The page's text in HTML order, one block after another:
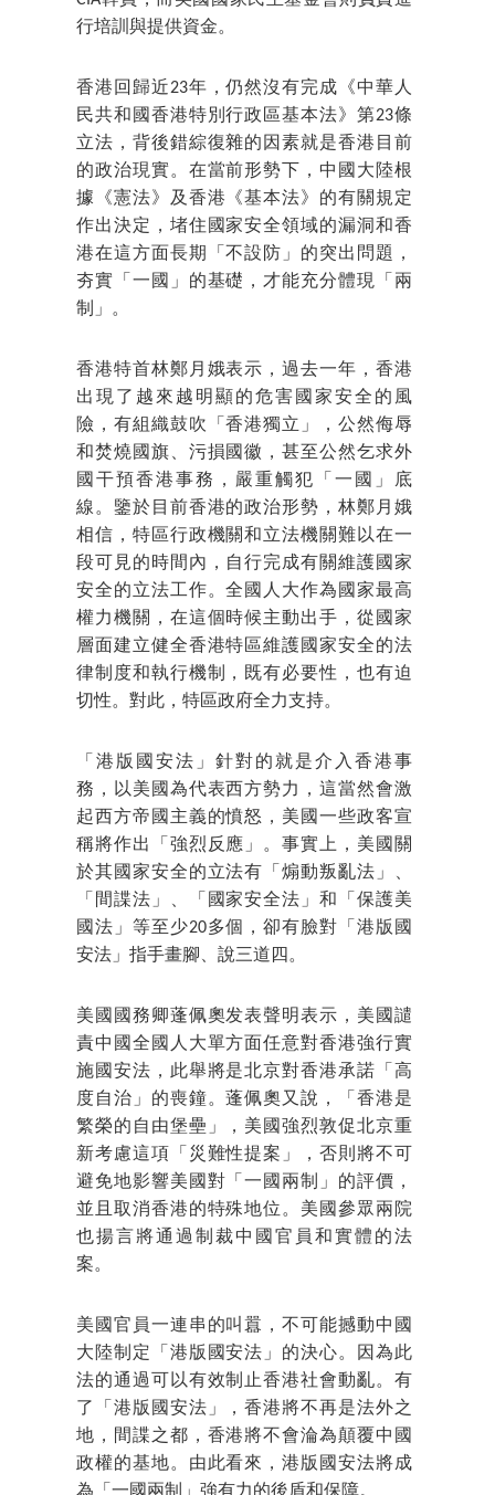
行培訓與提供資金。
香港回歸近23年，仍然沒有完成《中華人
民共和國香港特別行政區基本法》第23條
立法，背後錯綜復雜的因素就是香港目前
的政治現實。在當前形勢下，中國大陸根
據《憲法》及香港《基本法》的有關規定
作出決定，堵住國家安全領域的漏洞和香
港在這方面長期「不設防」的突出問題，
夯實「一國」的基礎，才能充分體現「兩
制」。
香港特首林鄭月娥表示，過去一年，香港
出現了越來越明顯的危害國家安全的風
險，有組織鼓吹「香港獨立」，公然侮辱
和焚燒國旗、污損國徽，甚至公然乞求外
國干預香港事務，嚴重觸犯「一國」底
線。鑒於目前香港的政治形勢，林鄭月娥
相信，特區行政機關和立法機關難以在一
段可見的時間內，自行完成有關維護國家
安全的立法工作。全國人大作為國家最高
權力機關，在這個時候主動出手，從國家
層面建立健全香港特區維護國家安全的法
律制度和執行機制，既有必要性，也有迫
切性。對此，特區政府全力支持。
「港版國安法」針對的就是介入香港事
務，以美國為代表西方勢力，這當然會激
起西方帝國主義的憤怒，美國一些政客宣
稱將作出「強烈反應」。事實上，美國關
於其國家安全的立法有「煽動叛亂法」、
「間諜法」、「國家安全法」和「保護美
國法」等至少20多個，卻有臉對「港版國
安法」指手畫腳、說三道四。
美國國務卿蓬佩奧发表聲明表示，美國譴
責中國全國人大單方面任意對香港強行實
施國安法，此舉將是北京對香港承諾「高
度自治」的喪鐘。蓬佩奧又說，「香港是
繁榮的自由堡壘」，美國強烈敦促北京重
新考慮這項「災難性提案」，否則將不可
避免地影響美國對「一國兩制」的評價，
並且取消香港的特殊地位。美國參眾兩院
也揚言將通過制裁中國官員和實體的法
案。
美國官員一連串的叫囂，不可能撼動中國
大陸制定「港版國安法」的決心。因為此
法的通過可以有效制止香港社會動亂。有
了「港版國安法」，香港將不再是法外之
地，間諜之都，香港將不會淪為顛覆中國
政權的基地。由此看來，港版國安法將成
為「一國兩制」強有力的後盾和保障。